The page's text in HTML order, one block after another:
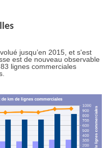
jusqu’en 2015, et s'est
est de nouveau observable
lignes commerciales